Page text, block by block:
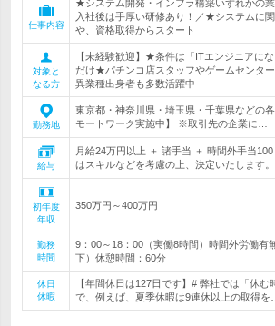
仕事内容
★システム開発・インフラ構築いずれかの
入社後は手厚い研修あり！／★システムに
や、資格取得からスタート
対象と
なる方
【未経験歓迎】★条件は「ITエンジニアに
だけ★パチンコ店スタッフやゲームセンタ
異業種出身者も多数活躍中
勤務地
東京都・神奈川県・埼玉県・千葉県などの
モートワーク実施中】 ※取引先の企業に…
給与
月給24万円以上 ＋ 諸手当 ＋ 時間外手当
はスキルなどを考慮の上、決定いたします
初年度
年収
350万円～400万円
勤務
時間
9：00～18：00（実働8時間）時間外労働有
下）休憩時間：60分
休日
休暇
【年間休日は127日です】# 弊社では「休む
で、例えば、夏季休暇は9連休以上の取得を…